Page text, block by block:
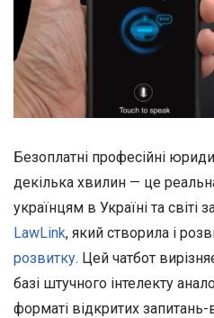
Безоплатні професійні
декілька хвилин — це
українцям в Україні та світі
LawLink, який створила і
розвитку. Цей чатбот
базі штучного інтелекту
форматі відкритих